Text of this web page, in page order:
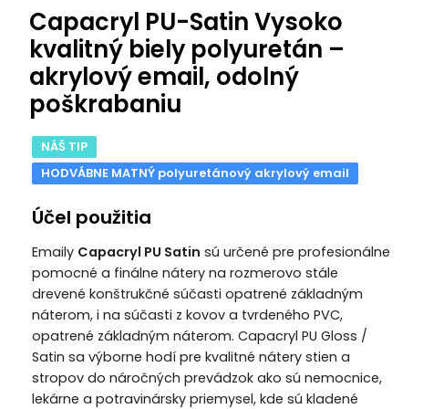
Capacryl PU-Satin Vysoko
kvalitný biely polyuretán –
akrylový email, odolný
poškrabaniu
NÁŠ TIP
HODVÁBNE MATNÝ polyuretánový akrylový email
Účel použitia
Emaily Capacryl PU Satin sú určené pre profesionálne
pomocné a finálne nátery na rozmerovo stále
drevené konštrukčné súčasti opatrené základným
náterom, i na súčasti z kovov a tvrdeného PVC,
opatrené základným náterom. Capacryl PU Gloss /
Satin sa výborne hodí pre kvalitné nátery stien a
stropov do náročných prevádzok ako sú nemocnice,
lekárne a potravinársky priemysel, kde sú kladené